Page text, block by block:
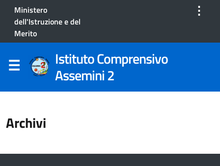
Ministero
dell'Istruzione e del
Merito
⋮
Istituto Comprensivo
Assemini 2
Archivi